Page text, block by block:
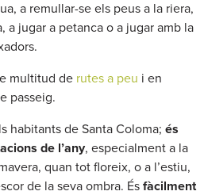
a remullar-se els peus a la riera,
a jugar a petanca o a jugar amb la
multitud de rutes a peu i en
passeig.
habitants de Santa Coloma; és
de l’any, especialment a la
quan tot floreix, o a l’estiu,
de la seva ombra. És fàcilment